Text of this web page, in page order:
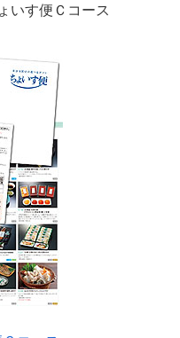
いす便Ｃコース